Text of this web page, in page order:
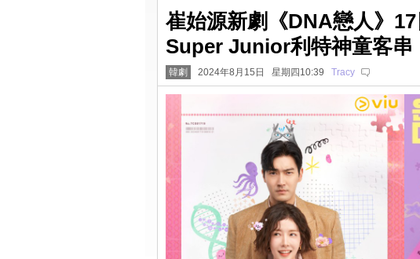
崔始源新劇《DNA戀人》
Super Junior利特神童客串
韓劇 2024年8月15日 星期四10:39 Tracy